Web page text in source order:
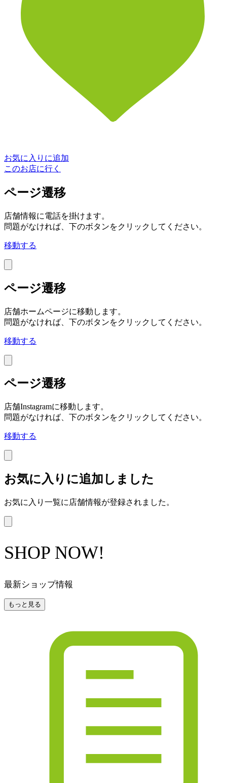
お気に入りに追加
このお店に行く
ページ遷移
店舗情報に電話を掛けます。
問題がなければ、下のボタンをクリックしてください。
移動する
ページ遷移
店舗ホームページに移動します。
問題がなければ、下のボタンをクリックしてください。
移動する
ページ遷移
店舗Instagramに移動します。
問題がなければ、下のボタンをクリックしてください。
移動する
お気に入りに追加しました
お気に入り一覧に店舗情報が登録されました。
SHOP NOW!
最新ショップ情報
もっと見る